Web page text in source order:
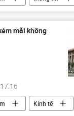
hàng Nhà nước
mãi không
Kinh tế